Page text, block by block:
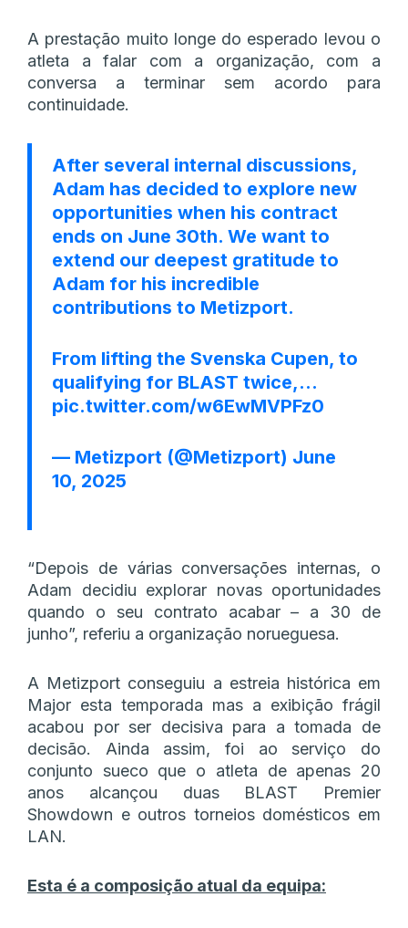
A prestação muito longe do esperado levou o
atleta a falar com a organização, com a
conversa a terminar sem acordo para
continuidade.
After several internal discussions,
Adam has decided to explore new
opportunities when his contract
ends on June 30th. We want to
extend our deepest gratitude to
Adam for his incredible
contributions to Metizport.
From lifting the Svenska Cupen, to
qualifying for BLAST twice,…
pic.twitter.com/w6EwMVPFz0
— Metizport (@Metizport) June
10, 2025
“Depois de várias conversações internas, o
Adam decidiu explorar novas oportunidades
quando o seu contrato acabar – a 30 de
junho”, referiu a organização norueguesa.
A Metizport conseguiu a estreia histórica em
Major esta temporada mas a exibição frágil
acabou por ser decisiva para a tomada de
decisão. Ainda assim, foi ao serviço do
conjunto sueco que o atleta de apenas 20
anos alcançou duas BLAST Premier
Showdown e outros torneios domésticos em
LAN.
Esta é a composição atual da equipa: